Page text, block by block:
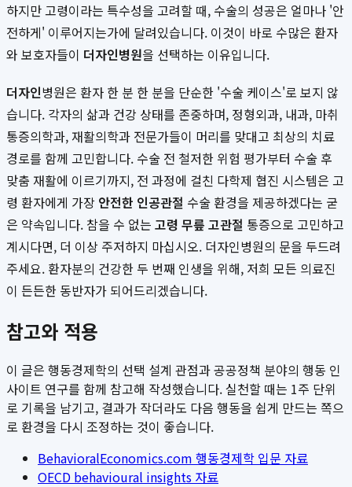
하지만 고령이라는 특수성을 고려할 때, 수술의 성공은 얼마나 '안
전하게' 이루어지는가에 달려있습니다. 이것이 바로 수많은 환자
와 보호자들이 더자인병원을 선택하는 이유입니다.
더자인병원은 환자 한 분 한 분을 단순한 '수술 케이스'로 보지 않
습니다. 각자의 삶과 건강 상태를 존중하며, 정형외과, 내과, 마취
통증의학과, 재활의학과 전문가들이 머리를 맞대고 최상의 치료
경로를 함께 고민합니다. 수술 전 철저한 위험 평가부터 수술 후
맞춤 재활에 이르기까지, 전 과정에 걸친 다학제 협진 시스템은 고
령 환자에게 가장 안전한 인공관절 수술 환경을 제공하겠다는 굳
은 약속입니다. 참을 수 없는 고령 무릎 고관절 통증으로 고민하고
계시다면, 더 이상 주저하지 마십시오. 더자인병원의 문을 두드려
주세요. 환자분의 건강한 두 번째 인생을 위해, 저희 모든 의료진
이 든든한 동반자가 되어드리겠습니다.
참고와 적용
이 글은 행동경제학의 선택 설계 관점과 공공정책 분야의 행동 인
사이트 연구를 함께 참고해 작성했습니다. 실천할 때는 1주 단위
로 기록을 남기고, 결과가 작더라도 다음 행동을 쉽게 만드는 쪽으
로 환경을 다시 조정하는 것이 좋습니다.
BehavioralEconomics.com 행동경제학 입문 자료
OECD behavioural insights 자료